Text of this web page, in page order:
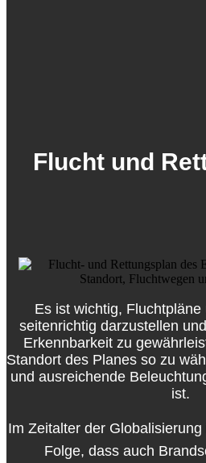
Flucht und
Es ist wichtig,
seitenrichtig darzustellen
Erkennbarkeit zu
Standort des Planes so zu
und ausreichende
ist.
Im Zeitalter der
Folge, dass auch